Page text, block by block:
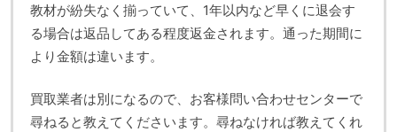
教材が紛失なく揃っていて、1年以内など早くに退会す
る場合は返品してある程度返金されます。通った期間に
より金額は違います。
買取業者は別になるので、お客様問い合わせセンターで
尋ねると教えてくださいます。尋ねなければ教えてくれ